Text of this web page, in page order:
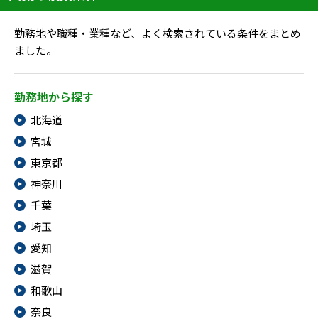
勤務地や職種・業種など、よく検索されている条件をまとめ
ました。
勤務地から探す
北海道
宮城
東京都
神奈川
千葉
埼玉
愛知
滋賀
和歌山
奈良